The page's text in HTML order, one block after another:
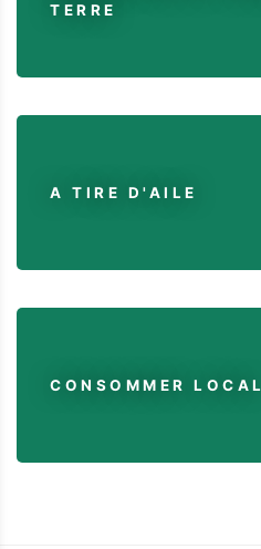
TERRE
A TIRE D'AILE
CONSOMMER LOCAL